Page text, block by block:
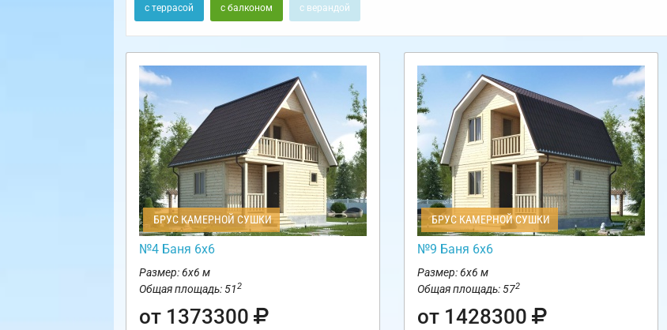
с террасой с балконом с верандой
БРУС КАМЕРНОЙ СУШКИ
№4 Баня 6х6
Размер: 6х6 м
Общая площадь: 512
от 1373300
БРУС КАМЕРНОЙ СУШКИ
№9 Баня 6х6
Размер: 6х6 м
Общая площадь: 572
от 1428300